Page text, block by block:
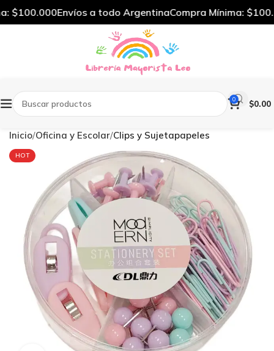
0 $0.00
Inicio Oficina y Escolar Clips y Sujetapapeles
HOT
$100.000Envíos a todo ArgentinaCompra Mínima: